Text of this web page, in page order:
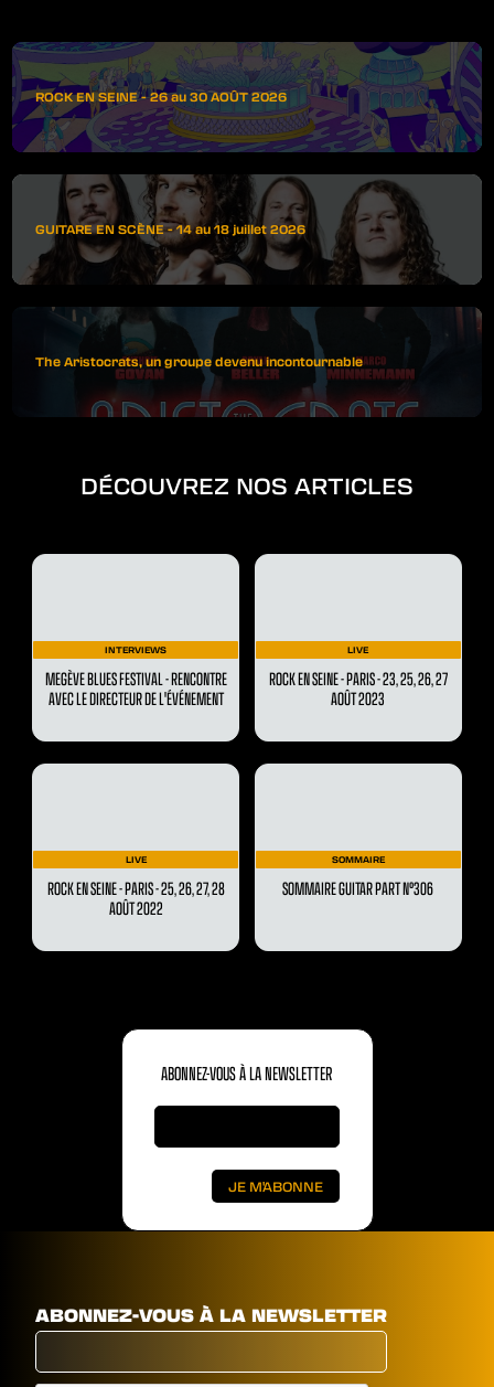
ROCK EN SEINE - 26 au 30 AOÛT 2026
GUITARE EN SCÈNE - 14 au 18 juillet 2026
The Aristocrats, un groupe devenu incontournable
DÉCOUVREZ NOS ARTICLES
INTERVIEWS
MEGÈVE BLUES FESTIVAL - RENCONTRE
AVEC LE DIRECTEUR DE L'ÉVÉNEMENT
LIVE
ROCK EN SEINE - PARIS - 23, 25, 26, 27
AOÛT 2023
LIVE
ROCK EN SEINE - PARIS - 25, 26, 27, 28
AOÛT 2022
SOMMAIRE
SOMMAIRE GUITAR PART N°306
ABONNEZ-VOUS À LA NEWSLETTER
ABONNEZ-VOUS À LA NEWSLETTER